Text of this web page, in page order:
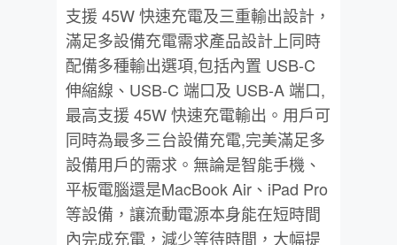
支援 45W 快速充電及三重輸出設計，
滿足多設備充電需求產品設計上同時
配備多種輸出選項,包括內置 USB-C
伸縮線、USB-C 端口及 USB-A 端口,
最高支援 45W 快速充電輸出。用戶可
同時為最多三台設備充電,完美滿足多
設備用戶的需求。無論是智能手機、
平板電腦還是MacBook Air、iPad Pro
等設備，讓流動電源本身能在短時間
內完成充電，減少等待時間，大幅提